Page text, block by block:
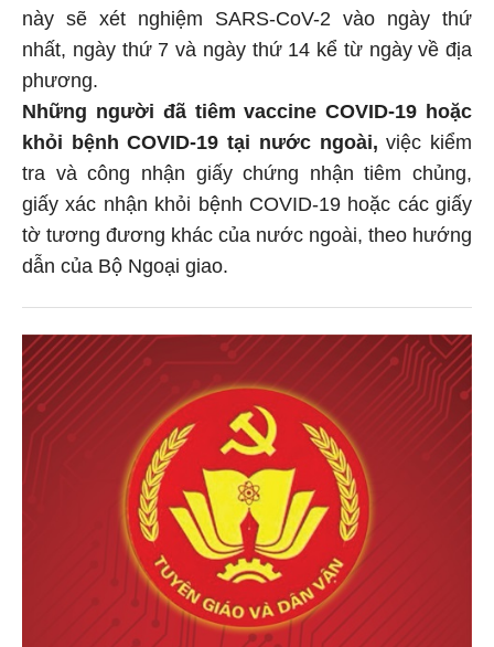
này sẽ xét nghiệm SARS-CoV-2 vào ngày thứ
nhất, ngày thứ 7 và ngày thứ 14 kể từ ngày về địa
phương.
Những người đã tiêm vaccine COVID-19 hoặc
khỏi bệnh COVID-19 tại nước ngoài,việc kiểm
tra và công nhận giấy chứng nhận tiêm chủng,
giấy xác nhận khỏi bệnh COVID-19 hoặc các giấy
tờ tương đương khác của nước ngoài, theo hướng
dẫn của Bộ Ngoại giao.